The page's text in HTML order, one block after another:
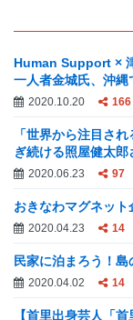
Human Support ×
一人者金城氏、沖縄
2020.10.20 166
「世界から注目さ
ぎ続ける照屋健太郎
2020.06.23 97
おきなわマグネッ
2020.04.23 14
民家に泊まろう！島
2020.04.02 14
【首里出身芸人「